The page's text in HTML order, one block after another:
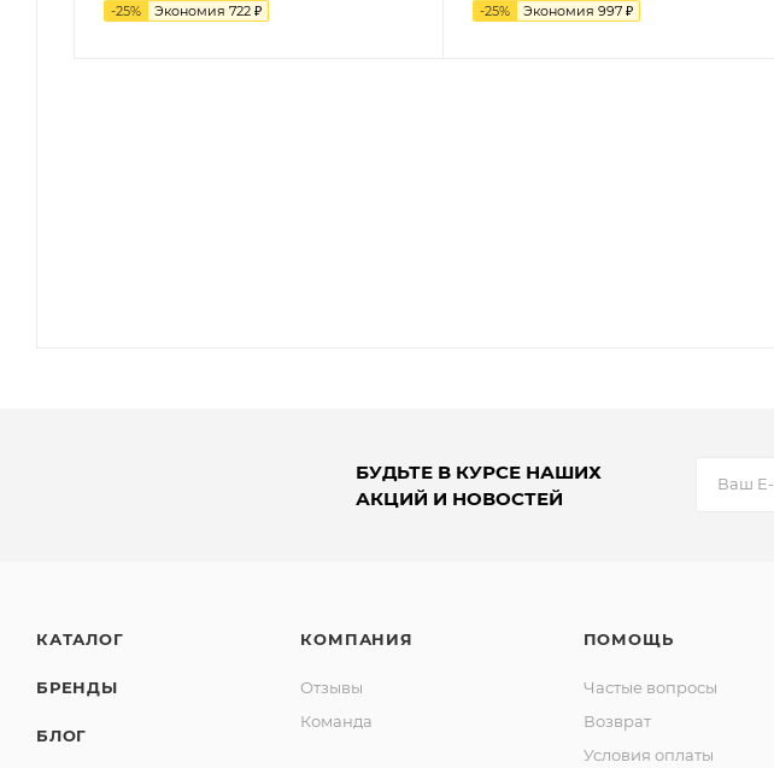
-25% Экономия 722 ₽ -25% Экономия 997₽
БУДЬТЕ В КУРСЕ НАШИХ
АКЦИЙ И НОВОСТЕЙ
КАТАЛОГ
БРЕНДЫ
БЛОГ
КОМПАНИЯ
Отзывы
Команда
ПОМОЩЬ
Частые вопросы
Возврат
Условия оплаты